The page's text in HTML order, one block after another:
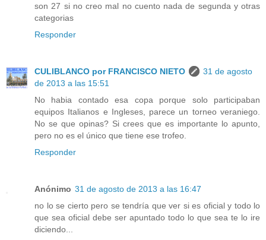
son 27 si no creo mal no cuento nada de segunda y otras
categorias
Responder
CULIBLANCO por FRANCISCO NIETO
31 de agosto
de 2013 a las 15:51
No habia contado esa copa porque solo participaban
equipos Italianos e Ingleses, parece un torneo veraniego.
No se que opinas? Si crees que es importante lo apunto,
pero no es el único que tiene ese trofeo.
Responder
Anónimo 31 de agosto de 2013 a las 16:47
no lo se cierto pero se tendría que ver si es oficial y todo lo
que sea oficial debe ser apuntado todo lo que sea te lo ire
diciendo...